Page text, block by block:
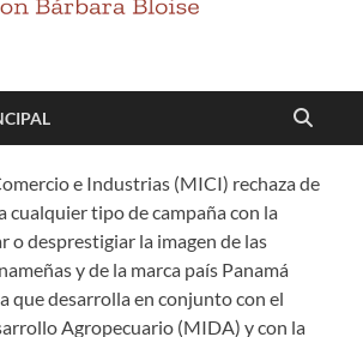
digital
e Industrias (MICI) rechaza de
cualquier tipo de campaña con la
o desprestigiar la imagen de las
y de la marca país Panamá
que desarrolla en conjunto con el
Agropecuario (MIDA) y con la